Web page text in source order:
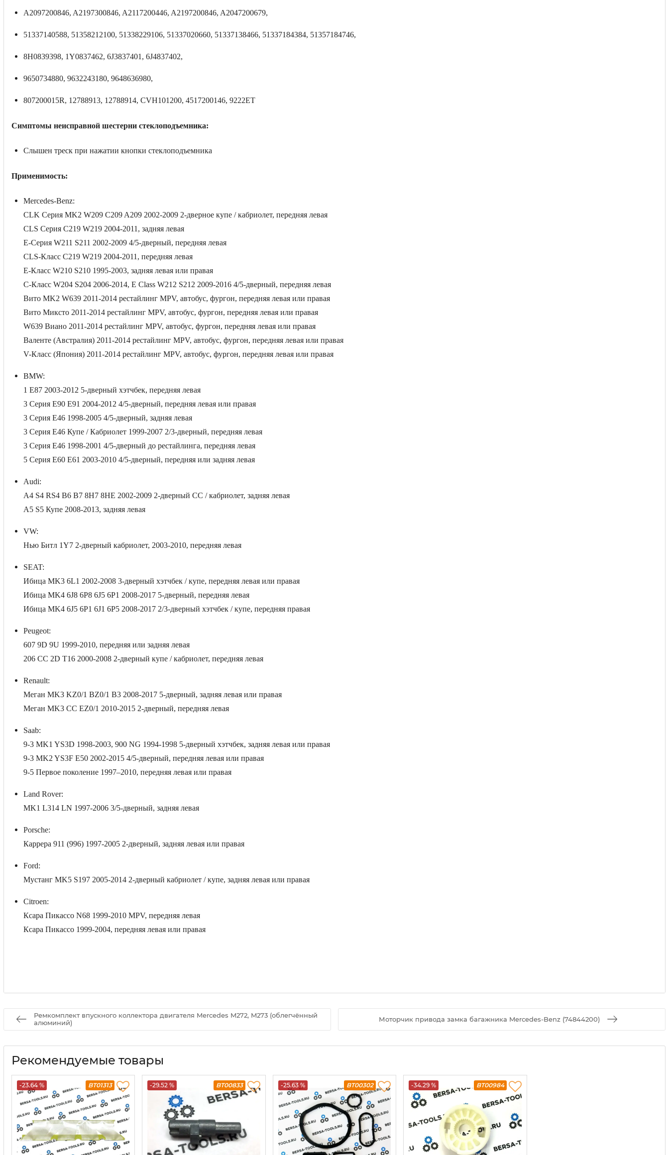
A2097200846, A2197300846, A2117200446, A2197200846, A2047200679,
51337140588, 51358212100, 51338229106, 51337020660, 51337138466, 51337184384, 51357184746,
8H0839398, 1Y0837462, 6J3837401, 6J4837402,
9650734880, 9632243180, 9648636980,
807200015R, 12788913, 12788914, CVH101200, 4517200146, 9222ET
Симптомы неисправной шестерни стеклоподъемника:
Слышен треск при нажатии кнопки стеклоподъемника
Применимость:
Mercedes-Benz:
CLK Серия MK2 W209 C209 A209 2002-2009 2-дверное купе / кабриолет, передняя левая
CLS Серия C219 W219 2004-2011, задняя левая
E-Серия W211 S211 2002-2009 4/5-дверный, передняя левая
CLS-Класс C219 W219 2004-2011, передняя левая
E-Класс W210 S210 1995-2003, задняя левая или правая
C-Класс W204 S204 2006-2014, E Class W212 S212 2009-2016 4/5-дверный, передняя левая
Вито MK2 W639 2011-2014 рестайлинг MPV, автобус, фургон, передняя левая или правая
Вито Миксто 2011-2014 рестайлинг MPV, автобус, фургон, передняя левая или правая
W639 Виано 2011-2014 рестайлинг MPV, автобус, фургон, передняя левая или правая
Валенте (Австралия) 2011-2014 рестайлинг MPV, автобус, фургон, передняя левая или правая
V-Класс (Япония) 2011-2014 рестайлинг MPV, автобус, фургон, передняя левая или правая
BMW:
1 E87 2003-2012 5-дверный хэтчбек, передняя левая
3 Серия E90 E91 2004-2012 4/5-дверный, передняя левая или правая
3 Серия E46 1998-2005 4/5-дверный, задняя левая
3 Серия E46 Купе / Кабриолет 1999-2007 2/3-дверный, передняя левая
3 Серия E46 1998-2001 4/5-дверный до рестайлинга, передняя левая
5 Серия E60 E61 2003-2010 4/5-дверный, передняя или задняя левая
Audi:
A4 S4 RS4 B6 B7 8H7 8HE 2002-2009 2-дверный CC / кабриолет, задняя левая
A5 S5 Купе 2008-2013, задняя левая
VW:
Нью Битл 1Y7 2-дверный кабриолет, 2003-2010, передняя левая
SEAT:
Ибица MK3 6L1 2002-2008 3-дверный хэтчбек / купе, передняя левая или правая
Ибица MK4 6J8 6P8 6J5 6P1 2008-2017 5-дверный, передняя левая
Ибица MK4 6J5 6P1 6J1 6P5 2008-2017 2/3-дверный хэтчбек / купе, передняя правая
Peugeot:
607 9D 9U 1999-2010, передняя или задняя левая
206 CC 2D T16 2000-2008 2-дверный купе / кабриолет, передняя левая
Renault:
Меган MK3 KZ0/1 BZ0/1 B3 2008-2017 5-дверный, задняя левая или правая
Меган MK3 CC EZ0/1 2010-2015 2-дверный, передняя левая
Saab:
9-3 MK1 YS3D 1998-2003, 900 NG 1994-1998 5-дверный хэтчбек, задняя левая или правая
9-3 MK2 YS3F E50 2002-2015 4/5-дверный, передняя левая или правая
9-5 Первое поколение 1997–2010, передняя левая или правая
Land Rover:
MK1 L314 LN 1997-2006 3/5-дверный, задняя левая
Porsche:
Каррера 911 (996) 1997-2005 2-дверный, задняя левая или правая
Ford:
Мустанг MK5 S197 2005-2014 2-дверный кабриолет / купе, задняя левая или правая
Citroen:
Ксара Пикассо N68 1999-2010 MPV, передняя левая
Ксара Пикассо 1999-2004, передняя левая или правая
Ремкомплект впускного коллектора двигателя Mercedes M272, M273 (облегчённый
алюминий)
Моторчик привода замка багажника Mercedes-Benz (74844200)
Рекомендуемые товары
-23.64 % BT01313 -29.52 % BT00833 -25.63 % BT00302 -34.29 % BT00984